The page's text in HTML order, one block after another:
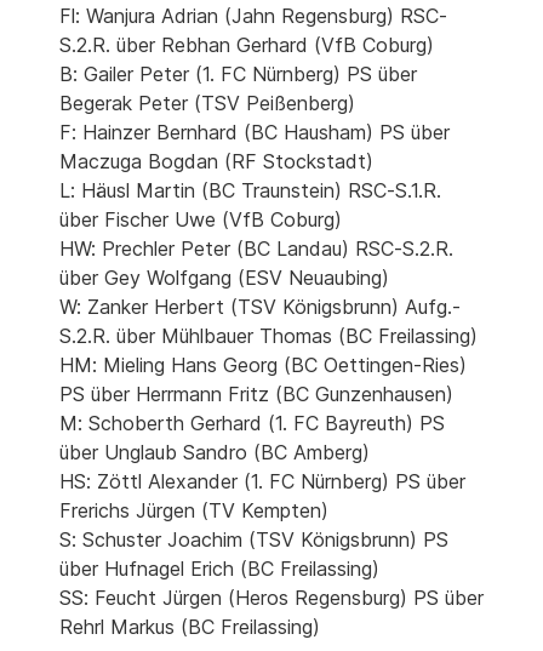
Fl: Wanjura Adrian (Jahn Regensburg) RSC-
S.2.R. über Rebhan Gerhard (VfB Coburg)
B: Gailer Peter (1. FC Nürnberg) PS über
Begerak Peter (TSV Peißenberg)
F: Hainzer Bernhard (BC Hausham) PS über
Maczuga Bogdan (RF Stockstadt)
L: Häusl Martin (BC Traunstein) RSC-S.1.R.
über Fischer Uwe (VfB Coburg)
HW: Prechler Peter (BC Landau) RSC-S.2.R.
über Gey Wolfgang (ESV Neuaubing)
W: Zanker Herbert (TSV Königsbrunn) Aufg.-
S.2.R. über Mühlbauer Thomas (BC Freilassing)
HM: Mieling Hans Georg (BC Oettingen-Ries)
PS über Herrmann Fritz (BC Gunzenhausen)
M: Schoberth Gerhard (1. FC Bayreuth) PS
über Unglaub Sandro (BC Amberg)
HS: Zöttl Alexander (1. FC Nürnberg) PS über
Frerichs Jürgen (TV Kempten)
S: Schuster Joachim (TSV Königsbrunn) PS
über Hufnagel Erich (BC Freilassing)
SS: Feucht Jürgen (Heros Regensburg) PS über
Rehrl Markus (BC Freilassing)